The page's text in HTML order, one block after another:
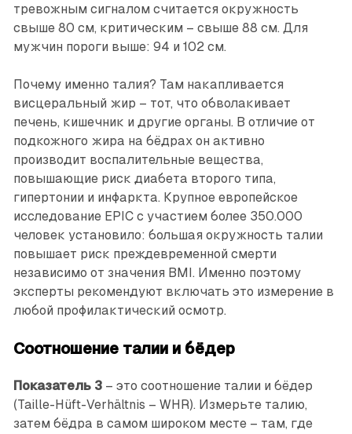
тревожным сигналом считается окружность
свыше 80 см, критическим – свыше 88 см. Для
мужчин пороги выше: 94 и 102 см.
Почему именно талия? Там накап­ливается
висцеральный жир – тот, что обволакивает
печень, кишечник и другие органы. В отличие от
подкожного жира на бёдрах он активно
производит воспалительные вещества,
повышающие риск диабета второго типа,
гипертонии и инфаркта. Крупное европейское
исследование EPIC с участием более 350.000
человек установило: большая окружность талии
повышает риск преждевременной смерти
независимо от значения BMI. Именно поэтому
эксперты рекомендуют включать это измерение в
любой профилактический осмотр.
Соотношение талии и бёдер
Показатель 3 – это соотношение талии и бёдер
(Taille-Hüft-Verhältnis – WHR). Измерьте талию,
затем бёдра в самом широком месте – там, где